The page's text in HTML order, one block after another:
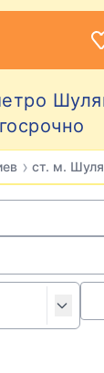
› ст. м.